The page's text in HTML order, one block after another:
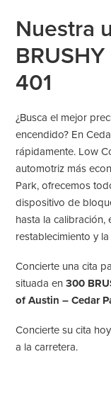
Nuestra
BRUSHY
401
¿Busca el mejor
encendido? En
rápidamente. Low
automotriz más
Park, ofrecemos
dispositivo de
hasta la calibración,
restablecimiento y
Concierte una cita
situada en300
of Austin – Cedar
Concierte su cita
a la carretera.